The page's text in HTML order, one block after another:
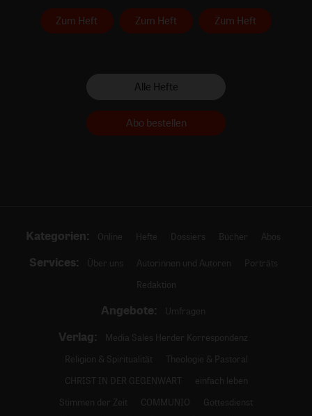
Zum Heft Zum Heft Zum Heft
Alle Hefte
Abo bestellen
Kategorien: Online Hefte Dossiers Bücher Abos
Services: Über uns Autorinnen und Autoren
Porträts
Redaktion
Angebote: Umfragen
Verlag:
Media Sales Herder Korrespondenz
Religion & Spiritualität
Theologie & Pastoral
CHRIST IN DER GEGENWART
einfach leben
Stimmen der Zeit
COMMUNIO
Gottesdienst